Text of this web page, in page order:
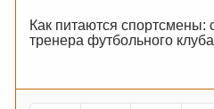
Как питаются спортсмены:
тренера футбольного клуба